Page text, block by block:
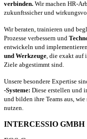
verbinden. Wir machen HR-
zukunftssicher und
Wir beraten, trainieren und
Prozesse verbessern und
entwickeln und
und Werkzeuge, die exakt auf
Ziele abgestimmt sind.
Unsere besondere Expertise
-Systeme: Diese erstellen und
und bilden ihre Teams aus,
nutzen.
INTERCESSIO GMBH